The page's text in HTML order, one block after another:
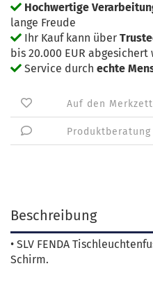
Hochwertige
lange Freude
Ihr Kauf kann über
bis 20.000 EUR abgesichert
Service durch echte
Auf den
Produktberatung
Beschreibung
• SLV FENDA
Schirm.